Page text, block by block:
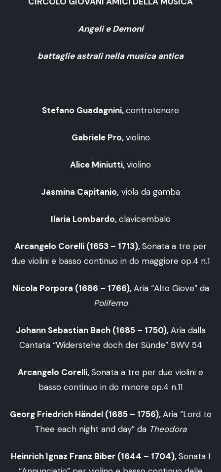
Angeli e Demoni
battaglie astrali nella musica antica
Stefano Guadagnini,controtenore
Gabriele Pro,violino
Alice Miniutti,violino
Jasmina Capitanio, viola da gamba
Ilaria Lombardo,clavicembalo
Arcangelo Corelli (1653 – 1713),Sonata a tre per
due violini e basso continuo in do maggiore op.4 n.1
Nicola Porpora (1686 – 1766),Aria “Alto Giove” da
Polifemo
Johann Sebastian Bach (1685 – 1750),Aria dalla
Cantata “Widerstehe doch der Sünde” BWV 54
Arcangelo Corelli,Sonata a tre per due violini e
basso continuo in do minore op.4 n.11
Georg Friedrich Händel (1685 – 1756),Aria “Lord to
Thee each night and day” da Theodora
Heinrich Ignaz Franz Biber (1644 – 1704),Sonata I